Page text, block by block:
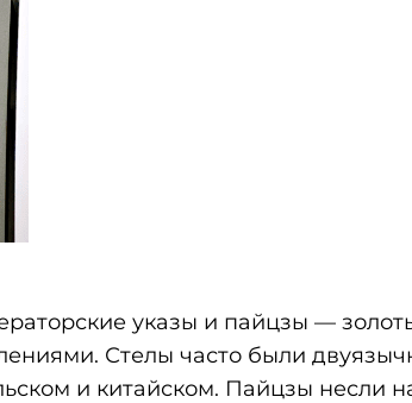
указы и пайцзы —
Стелы часто были
и китайском. Пайцзы несли